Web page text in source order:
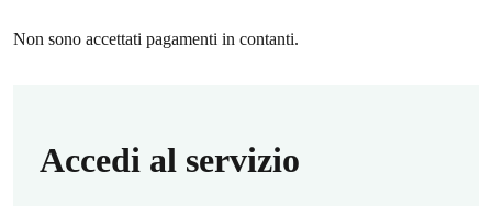
Non sono accettati pagamenti in contanti.
Accedi al servizio